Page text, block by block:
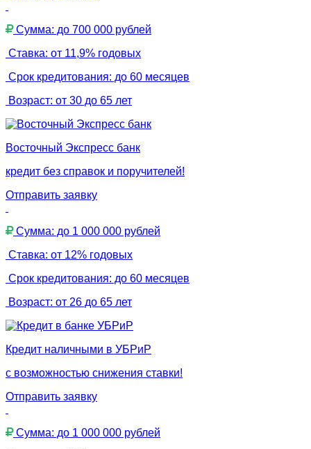
Сумма: до 700 000 рублей
Ставка: от 11,9% годовых
Срок кредитования: до 60 месяцев
Возраст: от 30 до 65 лет
Восточный Экспресс банк
кредит без справок и поручителей!
Отправить заявку
Сумма: до 1 000 000 рублей
Ставка: от 12% годовых
Срок кредитования: до 60 месяцев
Возраст: от 26 до 65 лет
Кредит наличными в УБРиР
с возможностью снижения ставки!
Отправить заявку
Сумма: до 1 000 000 рублей